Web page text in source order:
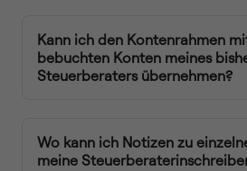
Kann ich den Kontenrahmen
bebuchten Konten meines
Steuerberaters übernehmen?
Wo kann ich Notizen zu
meine